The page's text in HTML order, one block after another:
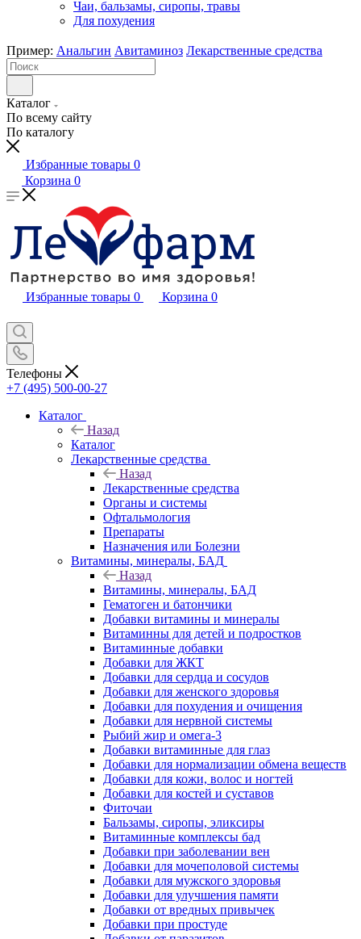
Чаи, бальзамы, сиропы, травы
Для похудения
Пример: Анальгин Авитаминоз Лекарственные средства
Каталог
По всему сайту
По каталогу
Избранные товары 0
Корзина 0
Избранные товары 0 Корзина 0
Телефоны
+7 (495) 500-00-27
Каталог
Назад
Каталог
Лекарственные средства
Назад
Лекарственные средства
Органы и системы
Офтальмология
Препараты
Назначения или Болезни
Витамины, минералы, БАД
Назад
Витамины, минералы, БАД
Гематоген и батончики
Добавки витамины и минералы
Витаминны для детей и подростков
Витаминные добавки
Добавки для ЖКТ
Добавки для сердца и сосудов
Добавки для женского здоровья
Добавки для похудения и очищения
Добавки для нервной системы
Рыбий жир и омега-3
Добавки витаминные для глаз
Добавки для нормализации обмена веществ
Добавки для кожи, волос и ногтей
Добавки для костей и суставов
Фиточаи
Бальзамы, сиропы, эликсиры
Витаминные комплексы бад
Добавки при заболевании вен
Добавки для мочеполовой системы
Добавки для мужского здоровья
Добавки для улучшения памяти
Добавки от вредных привычек
Добавки при простуде